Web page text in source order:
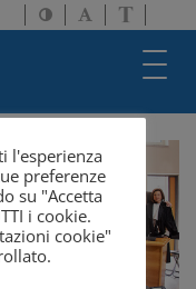
Attiva/disattiva
alto
Attiva/
dimensione
a
solo
l'esperienza
preferenze
su "Accetta
i cookie.
cookie"